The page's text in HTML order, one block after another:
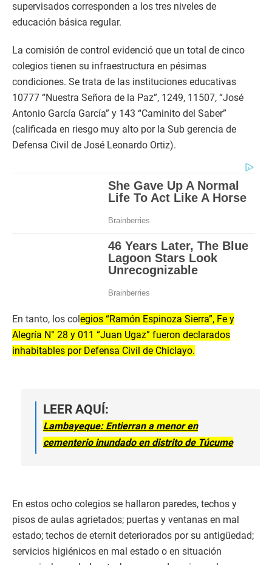
supervisados corresponden a los tres niveles de
educación básica regular.
La comisión de control evidenció que un total de cinco
colegios tienen su infraestructura en pésimas
condiciones. Se trata de las instituciones educativas
10777 “Nuestra Señora de la Paz”, 1249, 11507, “José
Antonio García García” y 143 “Caminito del Saber”
(calificada en riesgo muy alto por la Sub gerencia de
Defensa Civil de José Leonardo Ortiz).
En tanto, los col egios “Ramón Espinoza Sierra”, Fe y
Alegría N° 28 y 011 “Juan Ugaz” fueron declarados
inhabitables por Defensa Civil de Chiclayo.
LEER AQUÍ:
Lambayeque: Entierran a menor en
cementerio inundado en distrito de Túcume
En estos ocho colegios se hallaron paredes, techos y
pisos de aulas agrietados; puertas y ventanas en mal
estado; techos de eternit deteriorados por su antigüedad;
servicios higiénicos en mal estado o en situación